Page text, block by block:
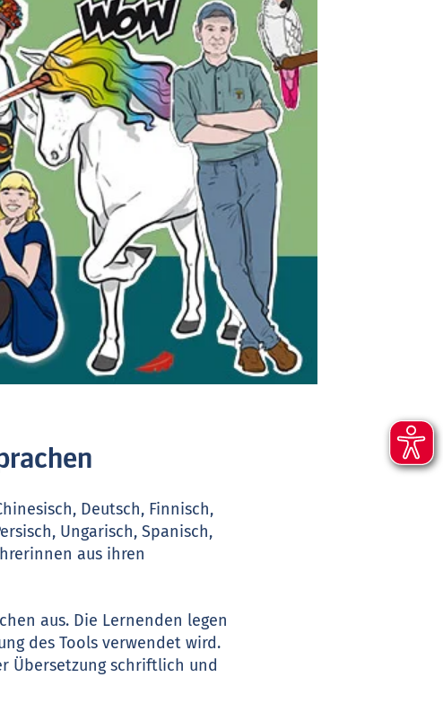
Deutsch, Finnisch,
Ungarisch, Spanisch,
aus ihren
aus. Die Lernenden legen
des Tools verwendet wird.
Übersetzung schriftlich und